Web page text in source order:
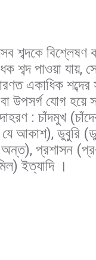
শব্দকে বিশ্লেষণ
শব্দ পাওয়া যায়,
একাধিক শব্দের
বা উপসর্গ যোগ হয়ে
: চাঁদমুখ(
যে আকাশ), ডুবুরি (
অন্ত), প্রশাসন (প্র
)ইত্যাদি ।